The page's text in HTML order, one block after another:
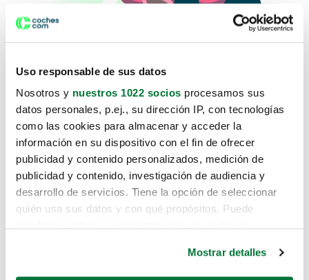
Uso responsable de sus datos
Nosotros y nuestros 1022 socios procesamos sus
datos personales, p.ej., su dirección IP, con tecnologías
como las cookies para almacenar y acceder la
información en su dispositivo con el fin de ofrecer
publicidad y contenido personalizados, medición de
publicidad y contenido, investigación de audiencia y
desarrollo de servicios. Tiene la opción de seleccionar
quién usa sus datos y con qué propósitos. Puede
Mostrar detalles
Lo sentimos, no sabemos como
te hemos traido hasta aquí.
Pero puedes encontrar el coche que estás
buscando en alguno de estos enlaces: